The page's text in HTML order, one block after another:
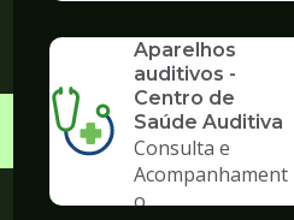
Aparelhos
auditivos -
Centro de
Saúde Auditiva
Consulta e
Acompanhament
o